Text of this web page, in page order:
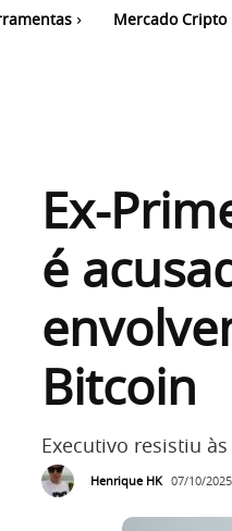
Mercado Cripto
Ex-
é
Bitcoin
Executivo resistiu
Henrique HK 07/10/